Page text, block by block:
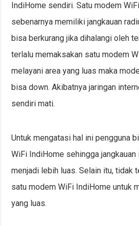
IndiHome sendiri. Satu modem
sebenarnya memiliki jangkauan
bisa berkurang jika dihalangi oleh
terlalu memaksakan satu modem
melayani area yang luas maka
bisa down. Akibatnya jaringan
sendiri mati.
Untuk mengatasi hal ini pengguna
WiFi IndiHome sehingga
menjadi lebih luas. Selain itu, tidak
satu modem WiFi IndiHome untuk
yang luas.